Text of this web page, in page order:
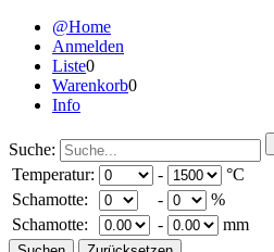
@Home
Anmelden
Liste0
Warenkorb0
Info
Suche:
Temperatur:
-
°C
Schamotte:
-
%
Schamotte:
- mm